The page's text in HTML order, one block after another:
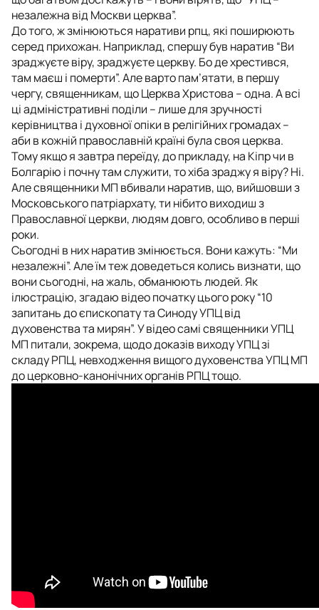
незалежна від Москви церква”.
До того, ж змінюються наративи рпц, які поширюють
серед прихожан. Наприклад, спершу був наратив “Ви
зраджуєте віру, зраджуєте церкву. Бо де хрестився,
там маєш і померти”. Але варто пам’ятати, в першу
чергу, священникам, що Церква Христова – одна. А всі
ці адміністративні поділи – лише для зручності
керівництва і духовної опіки в релігійних громадах –
аби в кожній православній країні була своя церква.
Тому якщо я завтра переїду, до прикладу, на Кіпр чи в
Болгарію і почну там служити, то хіба зраджу я віру? Ні.
Але священники МП вбивали наратив, що, вийшовши з
Московського патріархату, ти нібито виходиш з
Православної церкви, людям довго, особливо в перші
роки.
Сьогодні в них наратив змінюється. Вони кажуть: “Ми
незалежні”. Але їм теж доведеться колись визнати, що
вони сьогодні, на жаль, обманюють людей. Як
ілюстрацію, згадаю відео початку цього року “10
запитань до єпископату та Синоду УПЦ від
духовенства та мирян”. У відео самі священники УПЦ
МП питали, зокрема, щодо доказів виходу УПЦ зі
складу РПЦ, невходження вищого духовенства УПЦ МП
до церковно-канонічних органів РПЦ тощо.